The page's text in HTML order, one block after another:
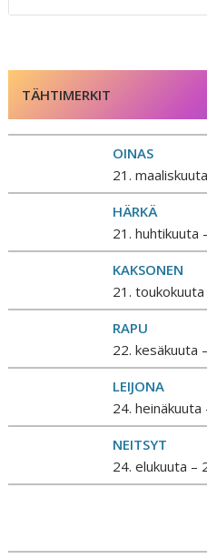
TÄHTIMERKIT
OINAS
21.
HÄRKÄ
21. huhtikuuta
KAKSONEN
21.
RAPU
22. kesäkuuta
LEIJONA
24. heinäkuuta
NEITSYT
24. elukuuta –